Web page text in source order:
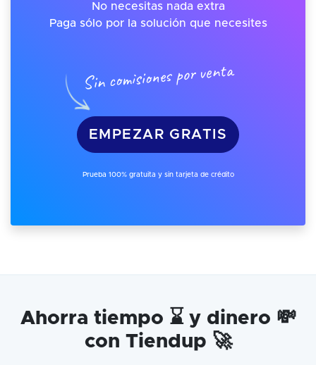
No necesitas nada extra
Paga sólo por la solución que necesites
Sin comisiones por venta
EMPEZAR GRATIS
Prueba 100% gratuita y sin tarjeta de crédito
Ahorra tiempo ⌛ y dinero 💸
con Tiendup 🚀